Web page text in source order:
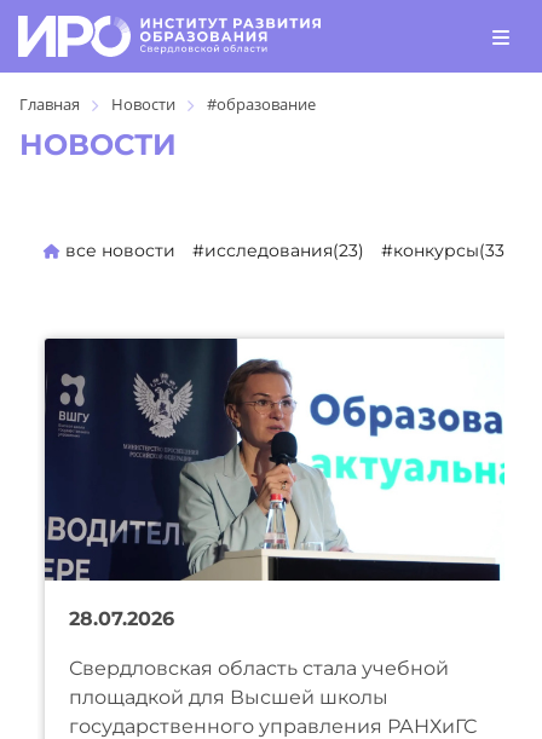
Главная Новости #образование
НОВОСТИ
все новости #исследования(23) #конкурсы(330)
28.07.2026
Свердловская область стала учебной
площадкой для Высшей школы
государственного управления РАНХиГС